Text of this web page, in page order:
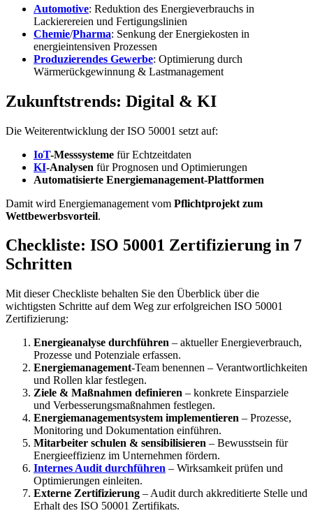
Automotive: Reduktion des Energieverbrauchs in
Lackierereien und Fertigungslinien
Chemie/Pharma: Senkung der Energiekosten in
energieintensiven Prozessen
Produzierendes Gewerbe: Optimierung durch
Wärmerückgewinnung & Lastmanagement
Zukunftstrends: Digital & KI
Die Weiterentwicklung der ISO 50001 setzt auf:
IoT-Messsysteme für Echtzeitdaten
KI-Analysen für Prognosen und Optimierungen
Automatisierte Energiemanagement-Plattformen
Damit wird Energiemanagement vom Pflichtprojekt zum
Wettbewerbsvorteil.
Checkliste: ISO 50001 Zertifizierung in 7
Schritten
Mit dieser Checkliste behalten Sie den Überblick über die
wichtigsten Schritte auf dem Weg zur erfolgreichen ISO 50001
Zertifizierung:
Energieanalyse durchführen – aktueller Energieverbrauch,
Prozesse und Potenziale erfassen.
Energiemanagement-Team benennen – Verantwortlichkeiten
und Rollen klar festlegen.
Ziele & Maßnahmen definieren – konkrete Einsparziele
und Verbesserungsmaßnahmen festlegen.
Energiemanagementsystem implementieren – Prozesse,
Monitoring und Dokumentation einführen.
Mitarbeiter schulen & sensibilisieren – Bewusstsein für
Energieeffizienz im Unternehmen fördern.
Internes Audit durchführen – Wirksamkeit prüfen und
Optimierungen einleiten.
Externe Zertifizierung – Audit durch akkreditierte Stelle und
Erhalt des ISO 50001 Zertifikats.